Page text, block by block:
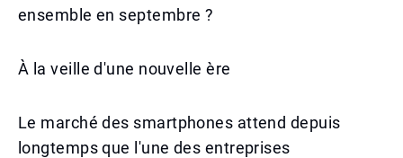
ensemble en septembre ?
À la veille d'une nouvelle ère
Le marché des smartphones attend depuis
longtemps que l'une des entreprises